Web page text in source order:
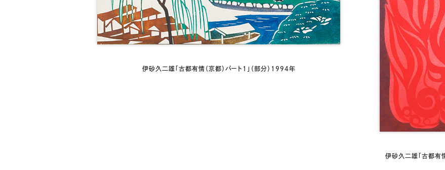
伊砂久二雄「古都有情（京都）パート1」（部分）1994年
伊砂久二雄「古都有